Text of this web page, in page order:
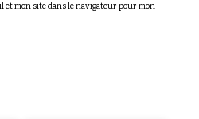
et mon site dans le navigateur pour mon